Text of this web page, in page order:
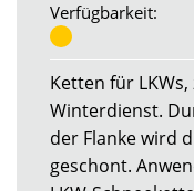
Verfügbarkeit:
Ketten für
Winterdienst.
der Flanke wird
geschont.